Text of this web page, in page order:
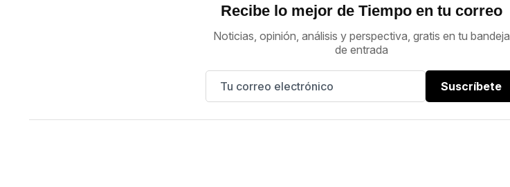
Recibe lo mejor de Tiempo en tu correo
Noticias, opinión, análisis y perspectiva, gratis en tu bandeja
de entrada
Suscríbete